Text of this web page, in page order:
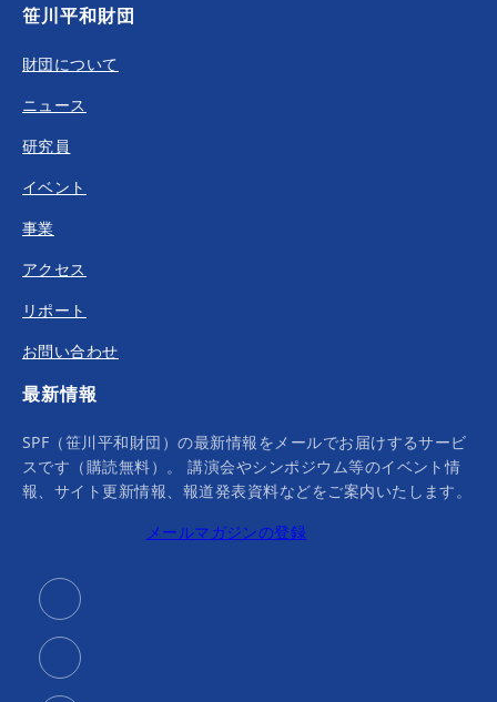
笹川平和財団
財団について
ニュース
研究員
イベント
事業
アクセス
リポート
お問い合わせ
最新情報
SPF（笹川平和財団）の最新情報をメールでお届けするサービ
スです（購読無料）。 講演会やシンポジウム等のイベント情
報、サイト更新情報、報道発表資料などをご案内いたします。
メールマガジンの登録